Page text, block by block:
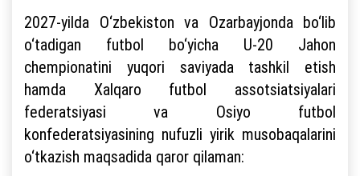
2027-yilda O‘zbekiston va Ozarbayjonda bo‘lib
o‘tadigan futbol bo‘yicha U-20 Jahon
chempionatini yuqori saviyada tashkil etish
hamda Xalqaro futbol assotsiatsiyalari
federatsiyasi va Osiyo futbol
konfederatsiyasining nufuzli yirik musobaqalarini
o‘tkazish maqsadida qaror qilaman: